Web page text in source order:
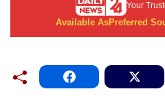
Your
Available AsPreferred